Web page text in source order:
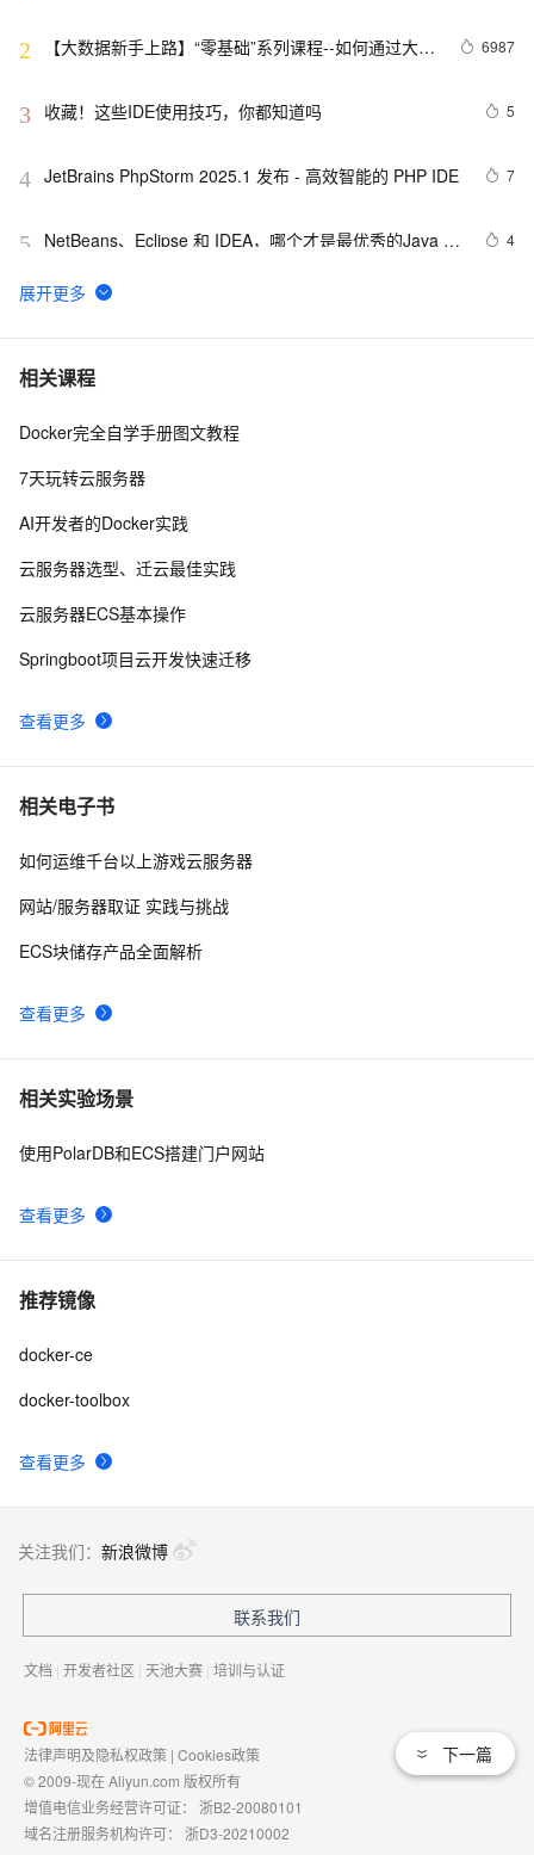
2
【大数据新手上路】“零基础”系列课程--如何通过大数
6987
3 收藏！这些IDE使用技巧，你都知道吗 5
4 JetBrains PhpStorm 2025.1 发布 - 高效智能的 PHP IDE 7
5
NetBeans、Eclipse 和 IDEA，哪个才是最优秀的Java
4
6 sata/ide硬盘安装vmware esx3.5出现错误时的解决办法
7 sata/ide硬盘安装vmware esx3.5出现错误时的解决办法
8 开启Selenium IDE的Formatter。
10JetBrains IDE 基本快捷键
相关课程
查看更多
Docker完全自学手册图文教程
7天玩转云服务器
AI开发者的Docker实践
云服务器选型、迁云最佳实践
云服务器ECS基本操作
Springboot项目云开发快速迁移
相关电子书
查看更多
如何运维千台以上游戏云服务器
网站/服务器取证 实践与挑战
ECS块储存产品全面解析
相关实验场景
查看更多
使用PolarDB和ECS搭建门户网站
推荐镜像
查看更多
docker-ce
docker-toolbox
下一篇
关注我们： 新浪微博
联系我们
文档 | 开发者社区 | 天池大赛 | 培训与认证
法律声明及隐私权政策 | Cookies政策
© 2009-现在 Aliyun.com 版权所有
增值电信业务经营许可证： 浙B2-20080101
域名注册服务机构许可： 浙D3-20210002